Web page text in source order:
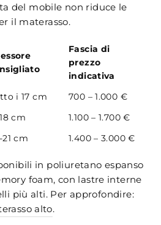
del mobile non riduce le
il materasso.
Fascia di
prezzo
indicativa
i 17 cm 700 – 1.000 €
cm 1.100 – 1.700 €
21 cm 1.400 – 3.000 €
in poliuretano espanso
foam, con lastre interne
più alti. Per approfondire:
alto.